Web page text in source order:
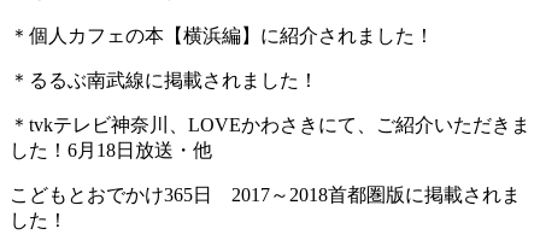
＊個人カフェの本【横浜編】に紹介されました！
＊るるぶ南武線に掲載されました！
＊tvkテレビ神奈川、LOVEかわさきにて、ご紹介いただきま
した！6月18日放送・他
こどもとおでかけ365日 2017～2018首都圏版に掲載されま
した！